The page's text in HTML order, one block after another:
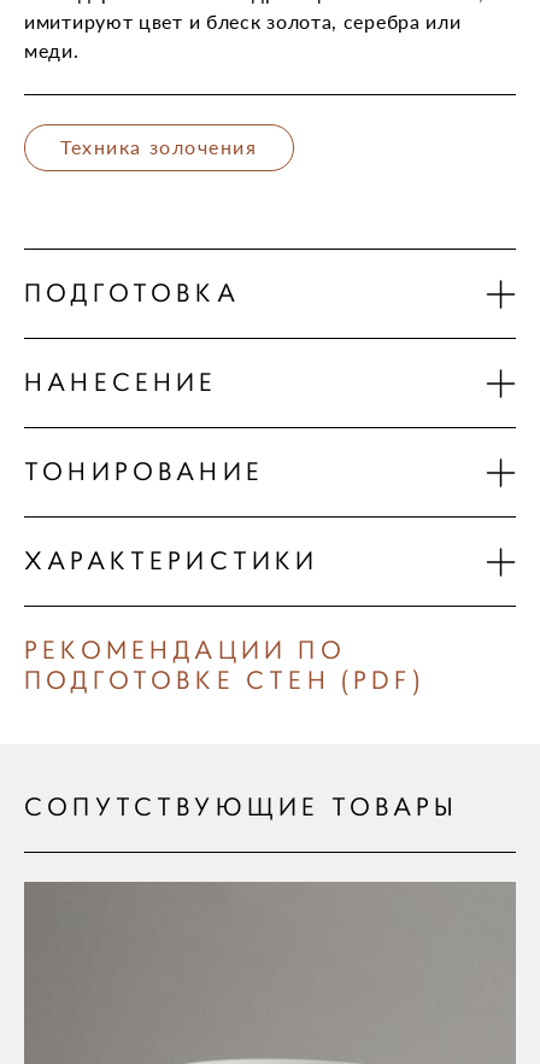
имитируют цвет и блеск золота, серебра или
меди.
Техника золочения
ПОДГОТОВКА
НАНЕСЕНИЕ
ТОНИРОВАНИЕ
ХАРАКТЕРИСТИКИ
РЕКОМЕНДАЦИИ ПО
ПОДГОТОВКЕ СТЕН (PDF)
СОПУТСТВУЮЩИЕ ТОВАРЫ